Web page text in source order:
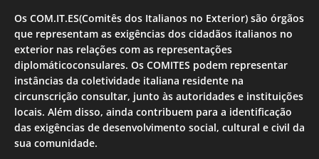
Os COM.IT.ES(Comitês dos Italianos no Exterior) são órgãos
que representam as exigências dos cidadãos italianos no
exterior nas relações com as representações
diplomáticoconsulares. Os COMITES podem representar
instâncias da coletividade italiana residente na
circunscrição consultar, junto às autoridades e instituições
locais. Além disso, ainda contribuem para a identificação
das exigências de desenvolvimento social, cultural e civil da
sua comunidade.